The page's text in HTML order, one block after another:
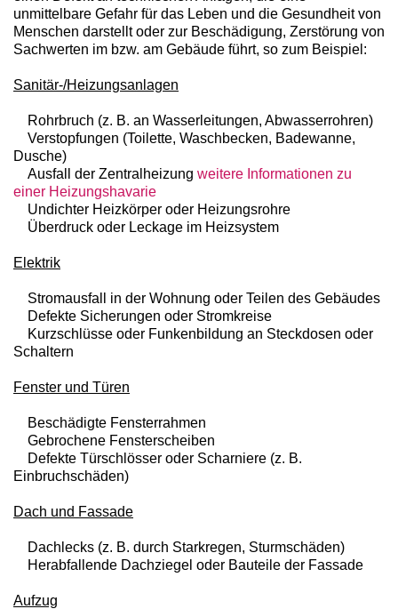
unmittelbare Gefahr für das Leben und die Gesundheit von
Menschen darstellt oder zur Beschädigung, Zerstörung von
Sachwerten im bzw. am Gebäude führt, so zum Beispiel:
Sanitär-/Heizungsanlagen
Rohrbruch (z. B. an Wasserleitungen, Abwasserrohren)
Verstopfungen (Toilette, Waschbecken, Badewanne,
Dusche)
Ausfall der Zentralheizung weitere Informationen zu
einer Heizungshavarie
Undichter Heizkörper oder Heizungsrohre
Überdruck oder Leckage im Heizsystem
Elektrik
Stromausfall in der Wohnung oder Teilen des Gebäudes
Defekte Sicherungen oder Stromkreise
Kurzschlüsse oder Funkenbildung an Steckdosen oder
Schaltern
Fenster und Türen
Beschädigte Fensterrahmen
Gebrochene Fensterscheiben
Defekte Türschlösser oder Scharniere (z. B.
Einbruchschäden)
Dach und Fassade
Dachlecks (z. B. durch Starkregen, Sturmschäden)
Herabfallende Dachziegel oder Bauteile der Fassade
Aufzug